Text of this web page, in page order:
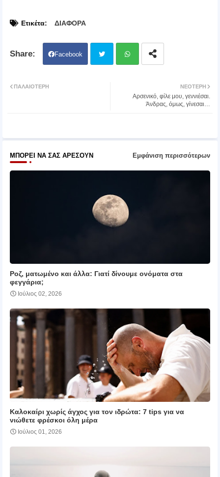
Ετικέτα: ΔΙΑΦΟΡΑ
Facebook
atsa
ΝΕΌΤΕΡΗ
Αρσενικό, φίλε μου, γεννιέσαι.
Άνδρας, όμως, γίνεσαι…
ΠΑΛΑΙΌΤΕΡΗ
ΜΠΟΡΕΊ ΝΑ ΣΑΣ ΑΡΈΣΟΥΝ Εμφάνιση περισσότερων
Ροζ, ματωμένο και άλλα: Γιατί δίνουμε ονόματα στα
φεγγάρια;
Ιούλιος 02, 2026
Καλοκαίρι χωρίς άγχος για τον ιδρώτα: 7 tips για να
νιώθετε φρέσκοι όλη μέρα
Ιούλιος 01, 2026